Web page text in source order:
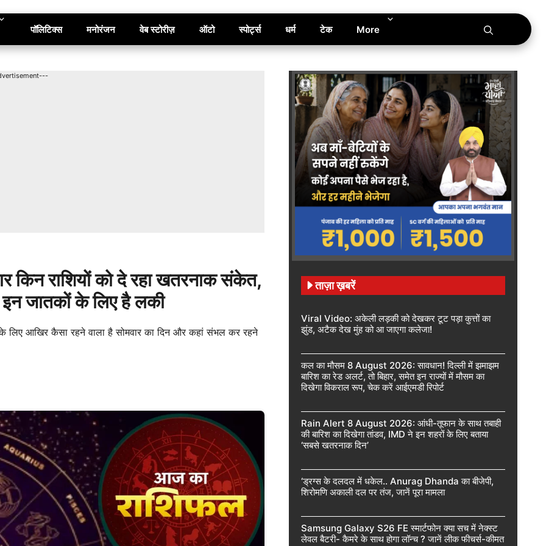
पॉलिटिक्स मनोरंजन वेब स्टोरीज़ ऑटो स्पोर्ट्स धर्म टेक More
राशियों को दे रहा खतरनाक संकेत,
इन जातकों के लिए है लकी
आखिर कैसा रहने वाला है सोमवार का दिन और कहां संभल कर रहने
ताज़ा ख़बरें
Viral Video: अकेली लड़की को देखकर टूट पड़ा कुत्तों का
झुंड, अटैक देख मुंह को आ जाएगा कलेजा!
कल का मौसम 8 August 2026: सावधान! दिल्ली में झमाझम
बारिश का रेड अलर्ट, तो बिहार, समेत इन राज्यों में मौसम का
दिखेगा विकराल रूप, चेक करें आईएमडी रिपोर्ट
Rain Alert 8 August 2026: आंधी-तूफान के साथ तबाही
की बारिश का दिखेगा तांडव, IMD ने इन शहरों के लिए बताया
‘सबसे खतरनाक दिन’
‘ड्रग्स के दलदल में धकेल.. Anurag Dhanda का बीजेपी,
शिरोमणि अकाली दल पर तंज, जानें पूरा मामला
Samsung Galaxy S26 FE स्मार्टफोन क्या सच में नेक्स्ट
लेवल बैटरी- कैमरे के साथ होगा लॉन्च ? जानें लीक फीचर्स-कीमत